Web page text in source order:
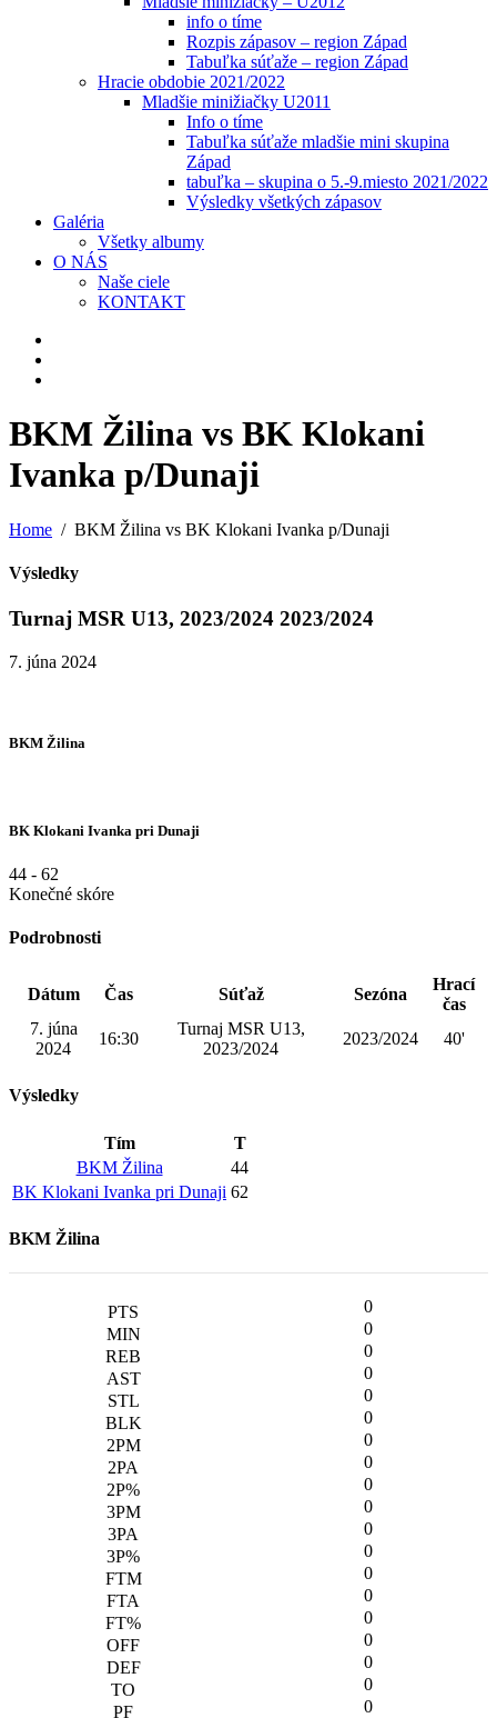
info o tíme
Rozpis zápasov – region Západ
Tabuľka súťaže – region Západ
Hracie obdobie 2021/2022
Mladšie minižiačky U2011
Info o tíme
Tabuľka súťaže mladšie mini skupina
Západ
tabuľka – skupina o 5.-9.miesto 2021/2022
Výsledky všetkých zápasov
Galéria
Všetky albumy
O NÁS
Naše ciele
KONTAKT
BKM Žilina vs BK Klokani
Ivanka p/Dunaji
Home BKM Žilina vs BK Klokani Ivanka p/Dunaji
Výsledky
Turnaj MSR U13, 2023/2024 2023/2024
7. júna 2024
BKM Žilina
BK Klokani Ivanka pri Dunaji
44 - 62
Konečné skóre
Podrobnosti
Dátum Čas Súťaž Sezóna
Hrací
čas
7. júna
2024
16:30
Turnaj MSR U13,
2023/2024
2023/2024 40'
Výsledky
Tím
T
BKM Žilina
44
BK Klokani Ivanka pri Dunaji 62
BKM Žilina
0
0
0
0
0
0
0
0
0
0
0
0
0
0
0
0
0
0
0